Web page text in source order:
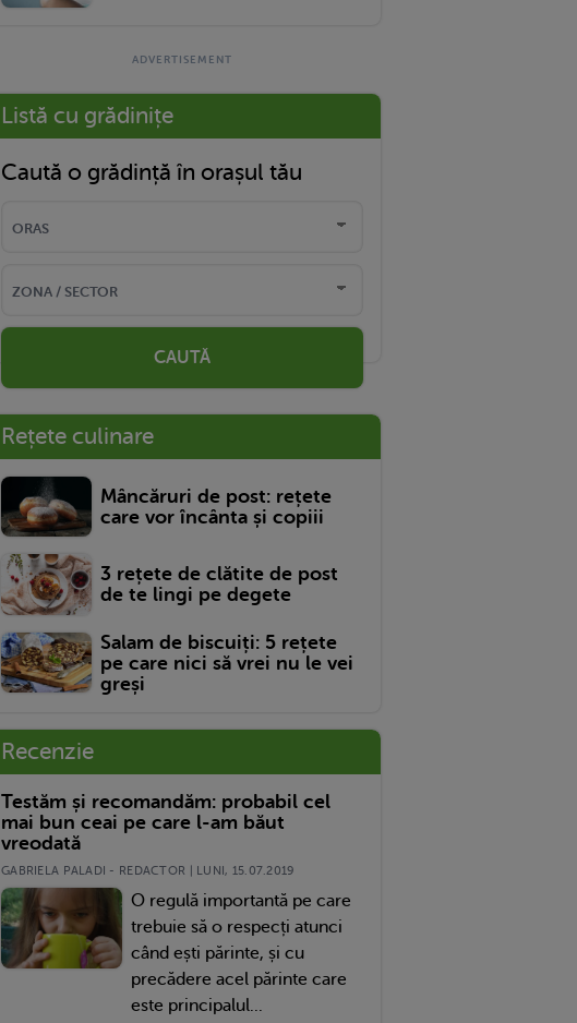
Listă cu grădinițe
Caută o grădință în orașul tău
CAUTĂ
Rețete culinare
Mâncăruri de post: rețete
care vor încânta și copiii
3 rețete de clătite de post
de te lingi pe degete
Salam de biscuiți: 5 rețete
pe care nici să vrei nu le vei
greși
Recenzie
Testăm și recomandăm: probabil cel
mai bun ceai pe care l-am băut
vreodată
GABRIELA PALADI - REDACTOR | LUNI, 15.07.2019
O regulă importantă pe care
trebuie să o respecți atunci
când ești părinte, și cu
precădere acel părinte care
este principalul...